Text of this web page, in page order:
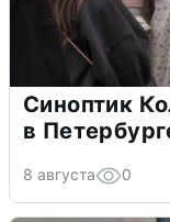
Синоптик
в
8 августа 0